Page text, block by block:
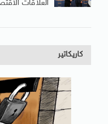
العلاقات
كاريكاتير